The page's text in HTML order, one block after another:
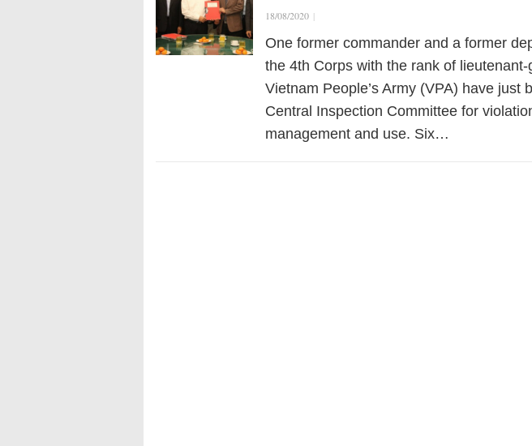
18/08/2020 |
One former commander and a former
the 4th Corps with the rank of
Vietnam People’s Army (VPA) have just
Central Inspection Committee for
management and use. Six…